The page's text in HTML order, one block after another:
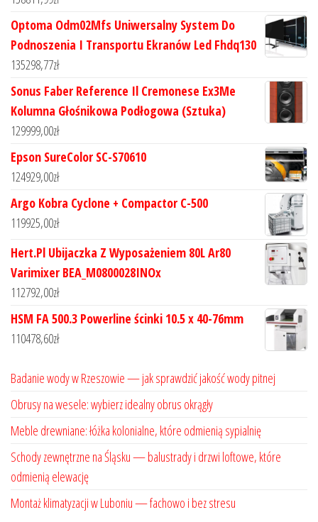
Optoma Odm02Mfs Uniwersalny System Do
Podnoszenia I Transportu Ekranów Led Fhdq130
135298,77zł
Sonus Faber Reference Il Cremonese Ex3Me
Kolumna Głośnikowa Podłogowa (Sztuka)
129999,00zł
Epson SureColor SC-S70610
124929,00zł
Argo Kobra Cyclone + Compactor C-500
119925,00zł
Hert.Pl Ubijaczka Z Wyposażeniem 80L Ar80
Varimixer BEA_M0800028INOx
112792,00zł
HSM FA 500.3 Powerline ścinki 10.5 x 40-76mm
110478,60zł
Badanie wody w Rzeszowie — jak sprawdzić jakość wody pitnej
Obrusy na wesele: wybierz idealny obrus okrągły
Meble drewniane: łóżka kolonialne, które odmienią sypialnię
Schody zewnętrzne na Śląsku — balustrady i drzwi loftowe, które
odmienią elewację
Montaż klimatyzacji w Luboniu — fachowo i bez stresu